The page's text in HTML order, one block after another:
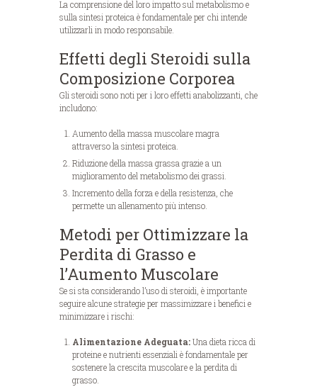
La comprensione del loro impatto sul metabolismo e
sulla sintesi proteica è fondamentale per chi intende
utilizzarli in modo responsabile.
Effetti degli Steroidi sulla
Composizione Corporea
Gli steroidi sono noti per i loro effetti anabolizzanti, che
includono:
Aumento della massa muscolare magra
attraverso la sintesi proteica.
Riduzione della massa grassa grazie a un
miglioramento del metabolismo dei grassi.
Incremento della forza e della resistenza, che
permette un allenamento più intenso.
Metodi per Ottimizzare la
Perdita di Grasso e
l’Aumento Muscolare
Se si sta considerando l’uso di steroidi, è importante
seguire alcune strategie per massimizzare i benefici e
minimizzare i rischi:
Alimentazione Adeguata:Una dieta ricca di
proteine e nutrienti essenziali è fondamentale per
sostenere la crescita muscolare e la perdita di
grasso.